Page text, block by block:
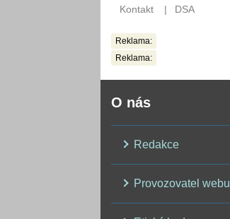
Reklama:
Reklama:
O nás
Redakce
Provozovatel webu